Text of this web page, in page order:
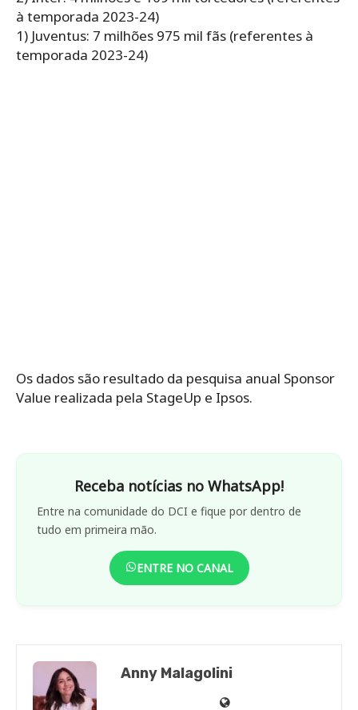
à temporada 2023-24)
1) Juventus: 7 milhões 975 mil fãs (referentes à
temporada 2023-24)
Os dados são resultado da pesquisa anual Sponsor
Value realizada pela StageUp e Ipsos.
Receba notícias no WhatsApp!
Entre na comunidade do DCI e fique por dentro de
tudo em primeira mão.
ENTRE NO CANAL
Anny Malagolini
AnnySite